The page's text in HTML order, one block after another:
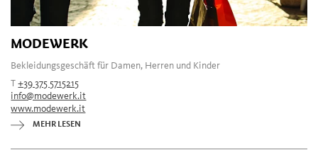
MODEWERK
Bekleidungsgeschäft für Damen, Herren und Kinder
T+39 375 5715215
info@modewerk.it
www.modewerk.it
MEHR LESEN